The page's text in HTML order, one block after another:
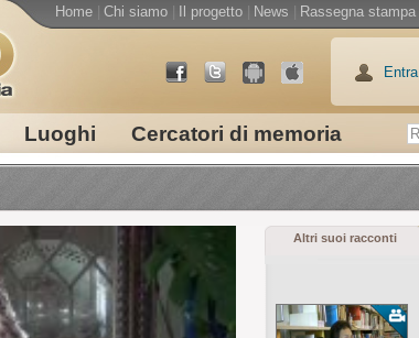
Luoghi Cercatori di memoria
Home Chi siamo Il progetto News Rassegna stampa
Entra
Altri suoi racconti